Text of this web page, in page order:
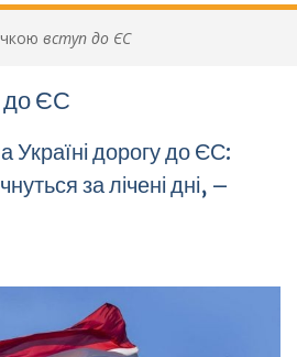
вступ до ЄС
до ЄС
Україні дорогу до ЄС:
за лічені дні, –